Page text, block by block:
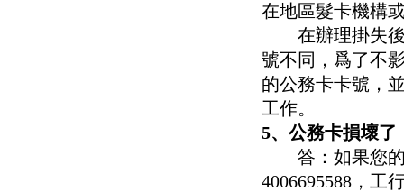
在地區髮卡機構
在辦理掛失後
號不同，爲了不
的公務卡卡號，
工作。
5、公務卡損壞了
答：如果您的
4006695588，工